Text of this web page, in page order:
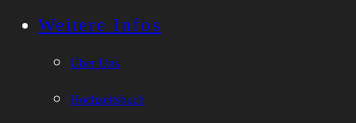
Weitere Infos
Über Uns
Hochzeitsbuch